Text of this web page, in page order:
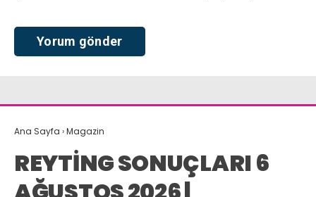
Ana Sayfa ›Magazin
REYTİNG SONUÇLARI 6